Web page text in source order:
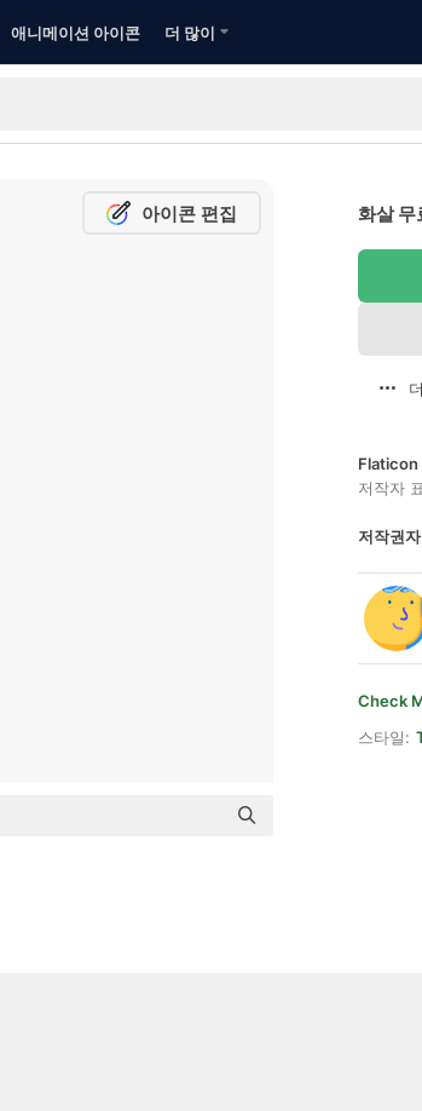
애니메이션 아이콘 더 많이
아이콘 편집 화살 무
Flaticon
저작자
저작권
Check
스타일: